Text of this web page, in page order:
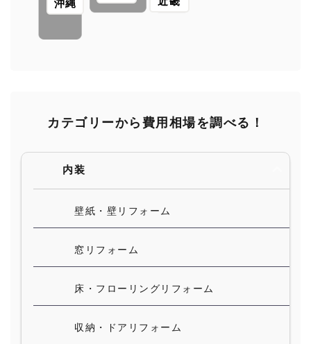
沖縄
カテゴリーから費用相場を調べる！
内装
壁紙・壁リフォーム
窓リフォーム
床・フローリングリフォーム
収納・ドアリフォーム